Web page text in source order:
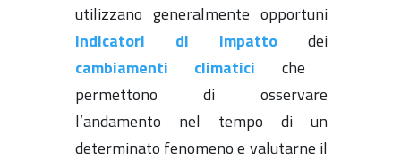
utilizzano generalmente opportuni
indicatori di impatto
dei
cambiamenti climatici che
permettono di osservare
l’andamento nel tempo di un
determinato fenomeno e valutarne il